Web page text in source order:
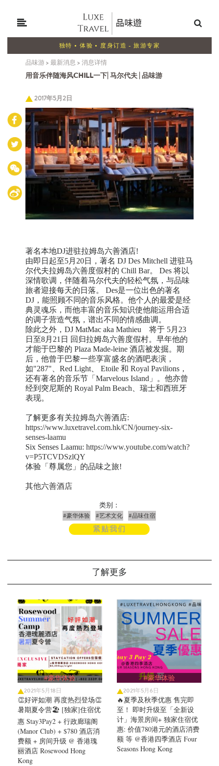
独特 • 体验 • 度身订造 - 旅游专家
品味游 >最新消息 >消息详情
用音乐伴随海风CHILL一下| 马尔代夫 | 品味游
2017年5月2日
著名本地DJ进驻拉姆岛六善酒店!
由即日起至5月20日，著名 DJ Des Mitchell 进驻马
尔代夫拉姆岛六善度假村的 Chill Bar。 Des 将以
深情歌调，伴随着马尔代夫的轻松气氛，与品味
旅者迎接每天的日落。 Des是一位出色的著名
DJ，能照顾不同的音乐风格。他个人的最爱是经
典灵魂乐，而他丰富的音乐知识使他能运用合适
的调子营造气氛，谱出不同的情感曲调。
除此之外，DJ MatMac aka Mathieu 将于 5月23
日至8月21日 回归拉姆岛六善度假村。早年他的
才能于巴黎的 Plaza Made-leine 酒店被发掘。期
后，他曾于巴黎一些享富盛名的酒吧表演，
如"287"、Red Light、 Etoile 和 Royal Pavilions，
还有著名的音乐节「Marvelous Island」。他亦曾
经到突尼斯的 Royal Palm Beach、瑞士和西班牙
表现。
了解更多有关拉姆岛六善酒店:
https://www.luxetravel.com.hk/CN/journey-six-
senses-laamu
Six Senses Laamu:https://www.youtube.com/watch?
v=P5TCVDSzlQY
体验「尊属您」的品味之旅!
其他六善酒店
类别：
#豪华体验 #艺术文化 #品味住宿
紧贴我们
了解更多
#豪华体验
2021年5月18日
👏好评如潮 再度热烈登场👏
暑期夏令营🏖️ [独家]住宿优
惠 Stay3Pay2 + 行政廊瑞阁
(Manor Club) + $780 酒店消
费额 + 房间升级 @ 香港瑰
丽酒店 Rosewood Hong
Kong
#豪华体验
2021年5月6日
🔥夏季及秋季优惠 售完即
至！ 即时升级至「全新设
计」海景房间+ 独家住宿优
惠: 价值780港元的酒店消费
额 等 @香港四季酒店 Four
Seasons Hong Kong